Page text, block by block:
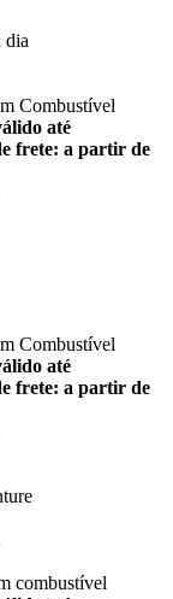
dia
Combustível
até
frete: a partir de
Combustível
até
frete: a partir de
combustível